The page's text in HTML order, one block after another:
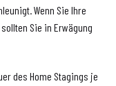
Wenn Sie Ihre
Sie in Erwägung
des Home Stagings je